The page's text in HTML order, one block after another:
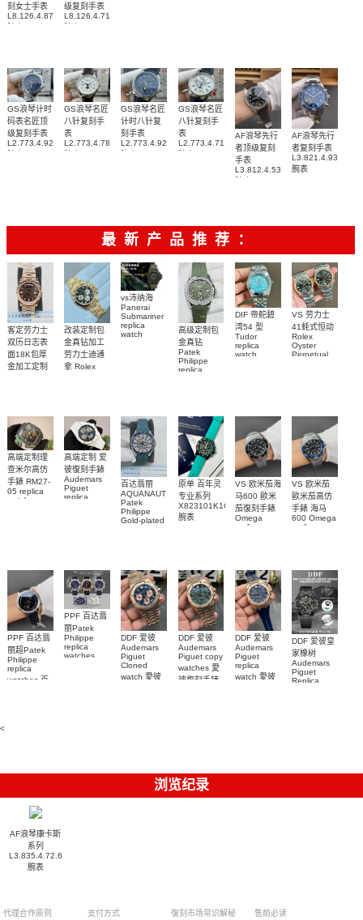
刻女士手表
L8.126.4.87.6
级复刻手表
L8.126.4.71.6
GS浪琴计时
码表名匠顶
级复刻手表
L2.773.4.92.6
GS浪琴名匠
八针复刻手
表
L2.773.4.78.3
GS浪琴名匠
计时八针复
刻手表
L2.773.4.92.0
GS浪琴名匠
八针复刻手
表
L2.773.4.71.2
AF浪琴先行
者顶级复刻
手表
L3.812.4.53.2
AF浪琴先行
者复刻手表
L3.821.4.93.6
腕表
最新产品推荐：
客定劳力士
双历日志表
面18K包厚
金加工定制
watch
改装定制包
金真钻加工
劳力士迪通
拿 Rolex
diamonds
m126508-
0003腕表
vs沛纳海
Panerai
Submariner
replica
watch
高级定制包
金真钻
Patek
Philippe
replica
011復刻手錶
腕表
DIF 帝舵碧
湾54 型
Tudor
replica
watch
VS 劳力士
41蚝式恒动
Rolex
Oyster
Perpetual
高端定制理
查米尔高仿
手錶 RM27-
05 replica
watch
高端定制 爱
彼復刻手錶
Audemars
Piguet
replica
26579CB.OO.1225CB.01
百达翡丽
AQUANAUT
Patek
Philippe
Gold-plated
001包金真
钻 腕表
原单 百年灵
专业系列
X823101K1C1S1
腕表
VS 欧米茄海
马600 歐米
茄復刻手錶
Omega
replica
VS 欧米茄
歐米茄高仿
手錶 海马
600 Omega
replica
PPF 百达翡
丽超Patek
Philippe
replica
watches 百
PPF 百达翡
丽Patek
Philippe
replica
watches
DDF 爱彼
Audemars
Piguet
Cloned
watch 愛彼
DDF 爱彼
Audemars
Piguet copy
watches 愛
彼復刻手錶
DDF 爱彼
Audemars
Piguet
replica
watch 愛彼
DDF 爱彼皇
家橡树
Audemars
Piguet
Replica
<
浏览纪录
AF浪琴康卡斯
系列
L3.835.4.72.6
腕表
代理合作原则 支付方式 復刻市场常识解秘 售前必读